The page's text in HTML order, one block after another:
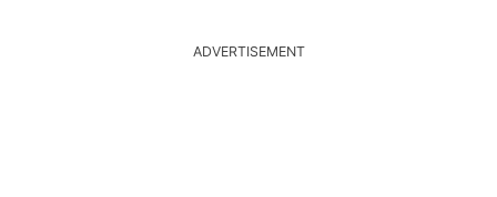
ADVERTISEMENT